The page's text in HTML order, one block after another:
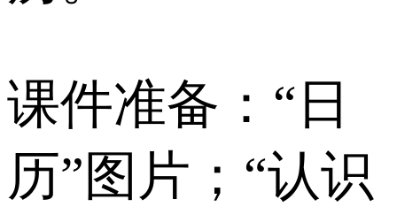
课件准备：“日
历”图片；“认识